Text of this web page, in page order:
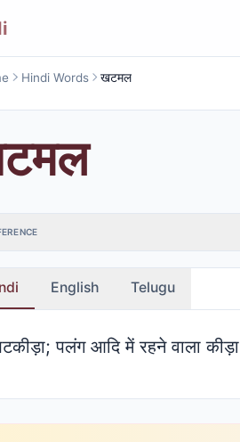
Hindi Words खटमल
English Telugu
पलंग आदि में रहने वाला कीड़ा